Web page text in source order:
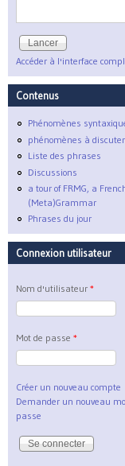
Accéder à l'interface
Contenus
Phénomènes
phénomènes à discuter
Liste des phrases
Discussions
a tour of FRMG, a
(Meta)Grammar
Phrases du jour
Connexion utilisateur
Nom d'utilisateur *
Mot de passe *
Créer un nouveau compte
Demander un nouveau
passe